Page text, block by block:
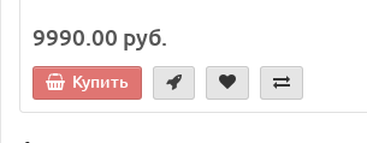
9990.00 руб.
Купить